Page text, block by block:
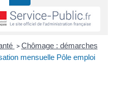
> Chômage : démarches
mensuelle Pôle emploi